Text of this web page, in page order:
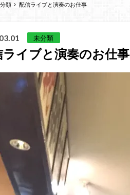
類 配信ライブと演奏のお仕事
未分類
ライブと演奏のお仕事